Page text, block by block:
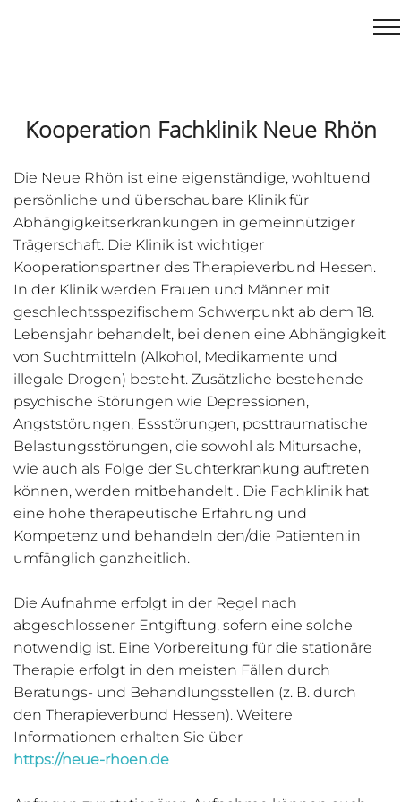
Kooperation Fachklinik Neue Rhön
Die Neue Rhön ist eine eigenständige, wohltuend
persönliche und überschaubare Klinik für
Abhängigkeitserkrankungen in gemeinnütziger
Trägerschaft. Die Klinik ist wichtiger
Kooperationspartner des Therapieverbund Hessen.
In der Klinik werden Frauen und Männer mit
geschlechtsspezifischem Schwerpunkt ab dem 18.
Lebensjahr behandelt, bei denen eine Abhängigkeit
von Suchtmitteln (Alkohol, Medikamente und
illegale Drogen) besteht. Zusätzliche bestehende
psychische Störungen wie Depressionen,
Angststörungen, Essstörungen, posttraumatische
Belastungsstörungen, die sowohl als Mitursache,
wie auch als Folge der Suchterkrankung auftreten
können, werden mitbehandelt . Die Fachklinik hat
eine hohe therapeutische Erfahrung und
Kompetenz und behandeln den/die Patienten:in
umfänglich ganzheitlich.
Die Aufnahme erfolgt in der Regel nach
abgeschlossener Entgiftung, sofern eine solche
notwendig ist. Eine Vorbereitung für die stationäre
Therapie erfolgt in den meisten Fällen durch
Beratungs- und Behandlungsstellen (z. B. durch
den Therapieverbund Hessen). Weitere
Informationen erhalten Sie über
https://neue-rhoen.de